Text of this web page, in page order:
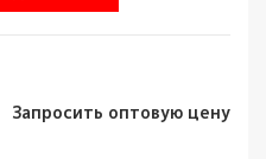
Запросить оптовую цену